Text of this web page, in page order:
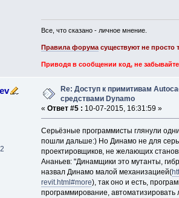
Все, что сказано - личное мнение.
Правила форумасуществуют не просто
Приводя в сообщении код, не
Re: Доступ к примитивам
средствами Dynamo
« Ответ #5 : 10-07-2015, 16:31:59 »
Серьёзные программисты глянули
пошли дальше:) Но Динамо не для
проектировщиков, не желающих
Ананьев: "Динамщики это мутанты,
назвал Динамо малой механизацией(
revit.html#more), так оно и есть,
программирование,